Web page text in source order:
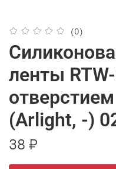
(0)
ленты
(Arlight, -)
38 ₽